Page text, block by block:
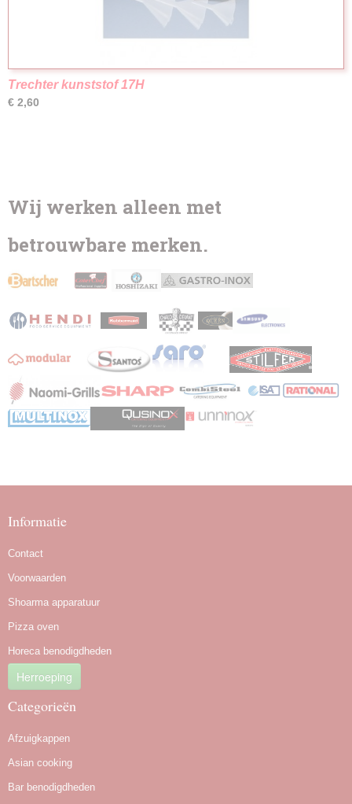
Trechter kunststof 17H
€ 2,60
Wij werken alleen met
betrouwbare merken.
Informatie
Contact
Voorwaarden
Shoarma apparatuur
Pizza oven
Horeca benodigdheden
Herroeping
Categorieën
Afzuigkappen
Asian cooking
Bar benodigdheden